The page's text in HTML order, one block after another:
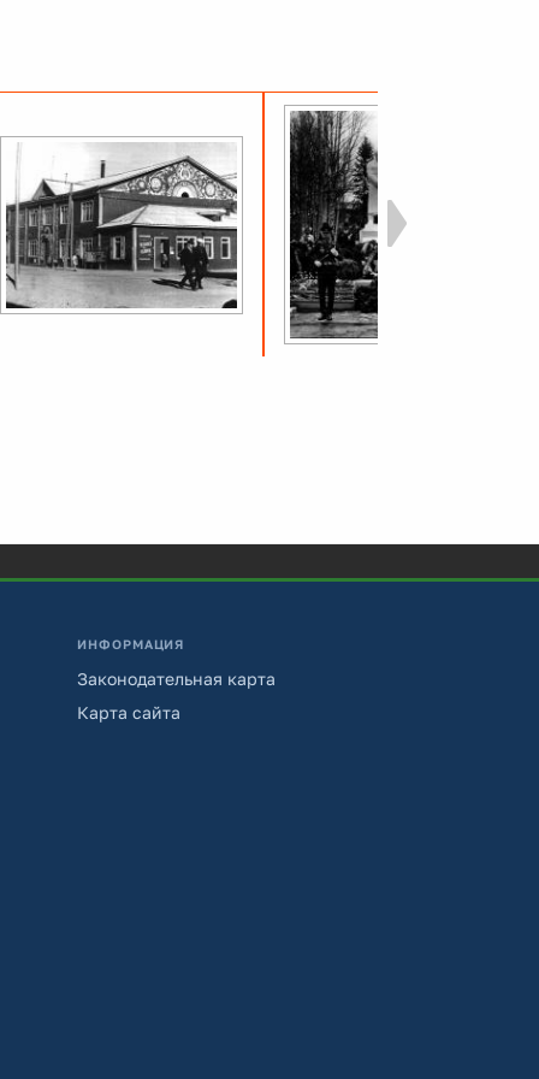
ИНФОРМАЦИЯ
Законодательная карта
Карта сайта